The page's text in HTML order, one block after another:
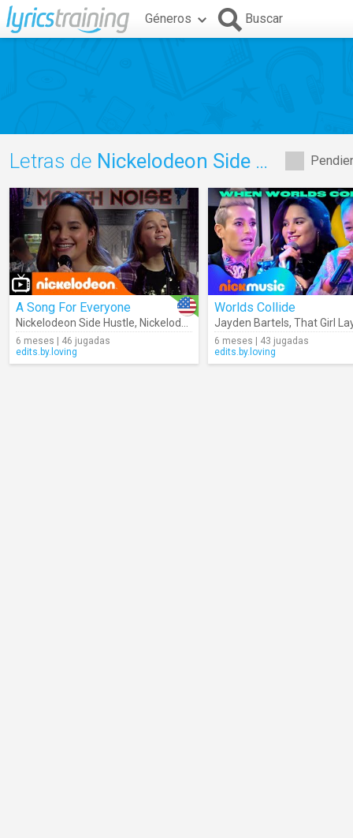
Géneros Buscar
Letras de Nickelodeon Side Hustle
A Song For Everyone
Nickelodeon Side Hustle, Nickelodeon Jayden Bartels,Jules LeBlanc
6 meses | 46 jugadas
edits.by.loving
Worlds Collide
Jayden Bartels, That Girl
6 meses | 43 jugadas
edits.by.loving